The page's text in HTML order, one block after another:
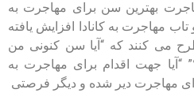
بهترین سن برای مهاجرت به
مهاجرت به کانادا افزایش یافته
می کنند که “آیا سن کنونی من
جهت اقدام برای مهاجرت به
برای مهاجرت دیر شده و دیگر فرصتی